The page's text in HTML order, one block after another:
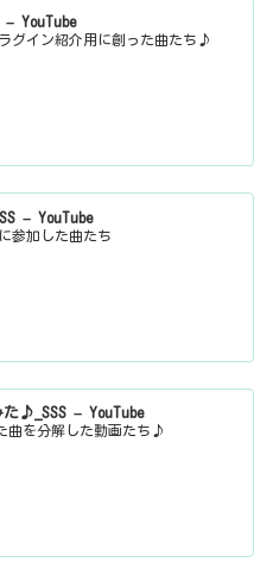
– YouTube
グイン紹介用に創った曲たち♪
– YouTube
参加した曲たち
♪_SSS – YouTube
曲を分解した動画たち♪